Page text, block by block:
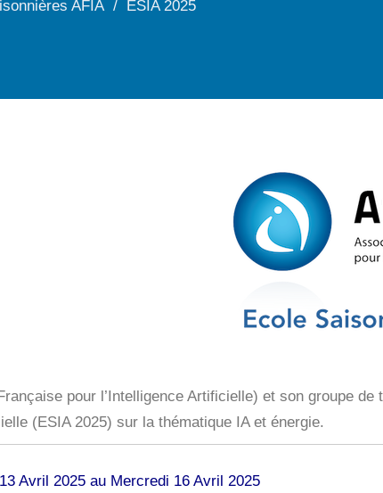
AFIA ESIA 2025
pour l’Intelligence Artificielle) et son groupe
(ESIA 2025) sur la thématique IA et énergie.
Avril 2025 au Mercredi 16 Avril 2025